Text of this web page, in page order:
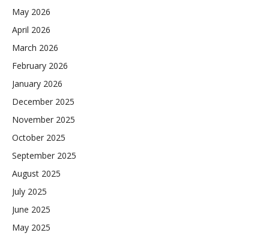
May 2026
April 2026
March 2026
February 2026
January 2026
December 2025
November 2025
October 2025
September 2025
August 2025
July 2025
June 2025
May 2025